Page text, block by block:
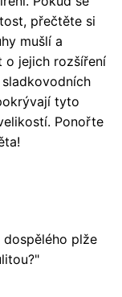
přečtěte si
mušlí a
o jejich rozšíření
tyto
Ponořte
dospělého plže